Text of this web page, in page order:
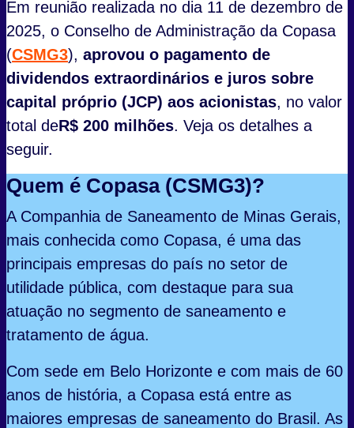
Em reunião realizada no dia 11 de dezembro de
2025, o Conselho de Administração da Copasa
(CSMG3), aprovou o pagamento de
dividendos extraordinários e juros sobre
capital próprio (JCP) aos acionistas, no valor
total deR$ 200 milhões. Veja os detalhes a
seguir.
Quem é Copasa (CSMG3)?
A Companhia de Saneamento de Minas Gerais,
mais conhecida como Copasa, é uma das
principais empresas do país no setor de
utilidade pública, com destaque para sua
atuação no segmento de saneamento e
tratamento de água.
Com sede em Belo Horizonte e com mais de 60
anos de história, a Copasa está entre as
maiores empresas de saneamento do Brasil. As